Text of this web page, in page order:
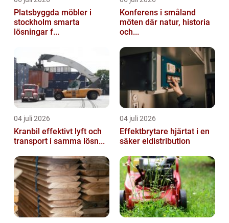
Platsbyggda möbler i
stockholm smarta
lösningar f...
Konferens i småland
möten där natur, historia
och...
04 juli 2026
Kranbil effektivt lyft och
transport i samma lösn...
04 juli 2026
Effektbrytare hjärtat i en
säker eldistribution